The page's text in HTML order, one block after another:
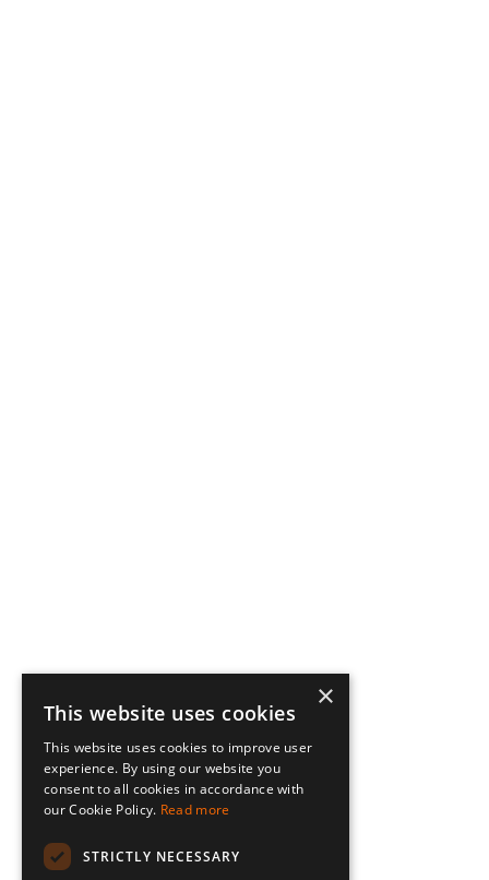
×
This website uses cookies
This website uses cookies to improve user
experience. By using our website you
consent to all cookies in accordance with
our Cookie Policy. Read more
STRICTLY NECESSARY